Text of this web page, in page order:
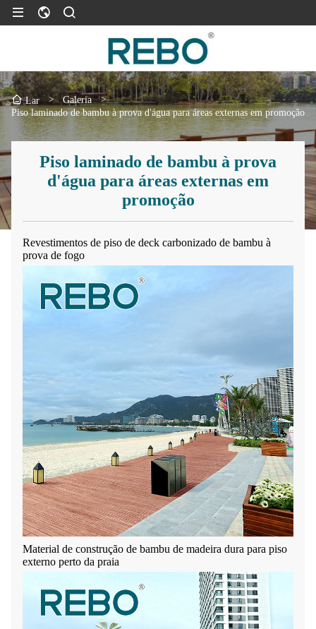
Lar > Galeria
>
Piso laminado de bambu à prova d'água para áreas externas em promoção
Piso laminado de bambu à prova
d'água para áreas externas em
promoção
Revestimentos de piso de deck carbonizado de bambu à
prova de fogo
Material de construção de bambu de madeira dura para piso
externo perto da praia